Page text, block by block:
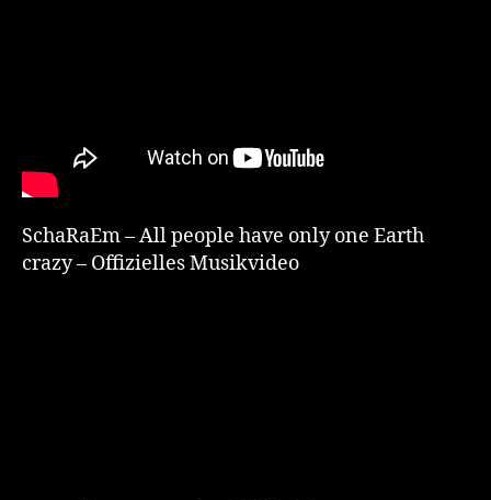
SchaRaEm – All people have only one Earth
crazy – Offizielles Musikvideo